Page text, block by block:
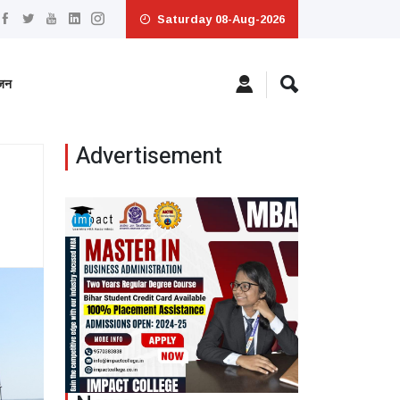
Saturday 08-Aug-2026
Advertisement